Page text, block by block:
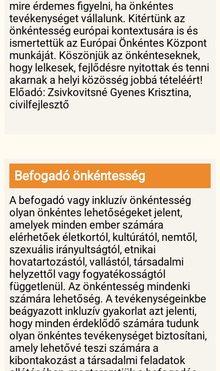
mire érdemes figyelni, ha önkéntes
tevékenységet vállalunk. Kitértünk az
önkéntesség európai kontextusára is és
ismertettük az Európai Önkéntes Központ
munkáját. Köszönjük az önkénteseknek,
hogy lelkesek, fejlődésre nyitottak és tenni
akarnak a helyi közösség jobbá tételéért!
Előadó: Zsivkovitsné Gyenes Krisztina,
civilfejlesztő
Befogadó önkéntesség
A befogadó vagy inkluzív önkéntesség
olyan önkéntes lehetőségeket jelent,
amelyek minden ember számára
elérhetőek életkortól, kultúrától, nemtől,
szexuális irányultságtól, etnikai
hovatartozástól, vallástól, társadalmi
helyzettől vagy fogyatékosságtól
függetlenül. Az önkéntesség mindenki
számára lehetőség. A tevékenységeinkbe
beágyazott inkluzív gyakorlat azt jelenti,
hogy minden érdeklődő számára tudunk
olyan önkéntes tevékenységet biztosítani,
amely lehetővé teszi számára a
kibontakozást a társadalmi feladatok